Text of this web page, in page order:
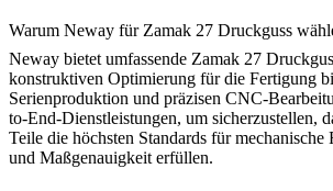
Warum Neway für Zamak 27 Druckguss
Neway bietet umfassende Zamak 27
konstruktiven Optimierung für die Fertigung
Serienproduktion und präzisen CNC-
to-End-Dienstleistungen, um sicherzustellen,
Teile die höchsten Standards für
und Maßgenauigkeit erfüllen.